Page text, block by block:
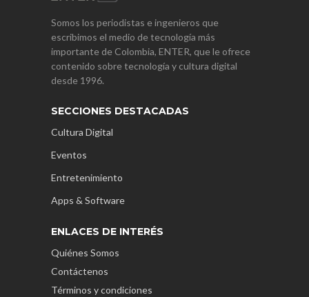
Somos los periodistas e ingenieros que
escribimos el medio de tecnología más
importante de Colombia, ENTER, que le ofrece
contenido sobre tecnología y cultura digital
desde 1996.
SECCIONES DESTACADAS
Cultura Digital
Eventos
Entretenimiento
Apps & Software
ENLACES DE INTERÉS
Quiénes Somos
Contáctenos
Términos y condiciones